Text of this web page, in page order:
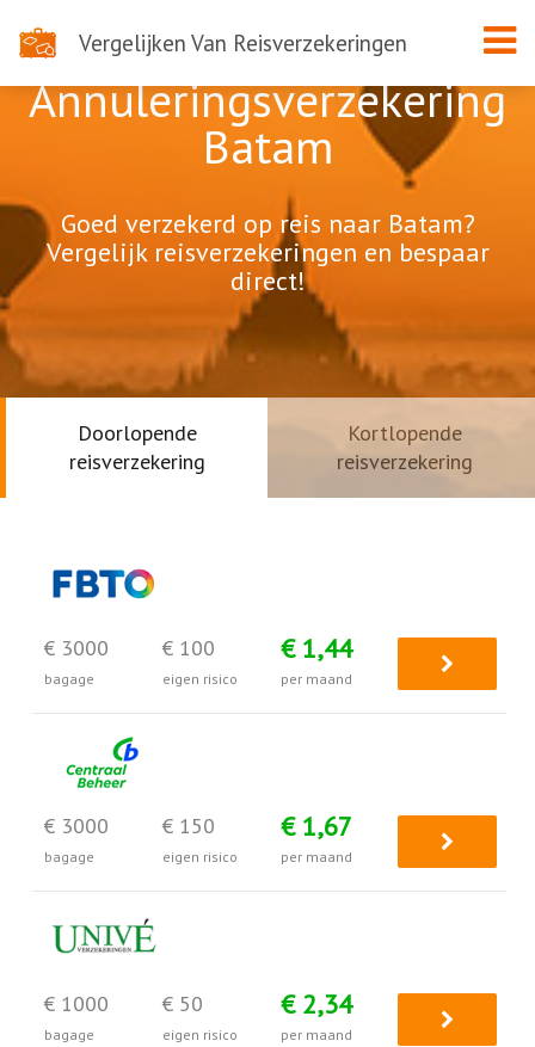
Vergelijken Van Reisverzekeringen
Annuleringsverzekering
Batam
Goed verzekerd op reis naar Batam?
Vergelijk reisverzekeringen en bespaar
direct!
Doorlopende
reisverzekering
Kortlopende
reisverzekering
€ 3000
bagage
€ 100
eigen risico
€ 1,44
per maand
€ 3000
bagage
€ 150
eigen risico
€ 1,67
per maand
€ 1000
bagage
€ 50
eigen risico
€ 2,34
per maand